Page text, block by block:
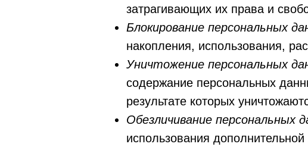
затрагивающих их права и
Блокирование персональных
накопления, использования,
Уничтожение персональных
содержание персональных
результате которых
Обезличивание персональных
использования